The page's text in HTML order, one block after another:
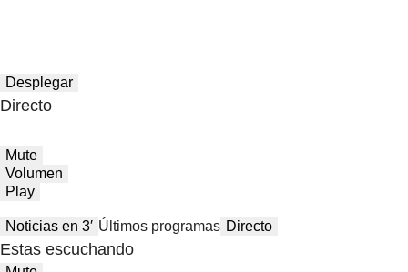
Desplegar
Directo
Mute
Volumen
Play
Noticias en 3′ Últimos programas Directo
Estas escuchando